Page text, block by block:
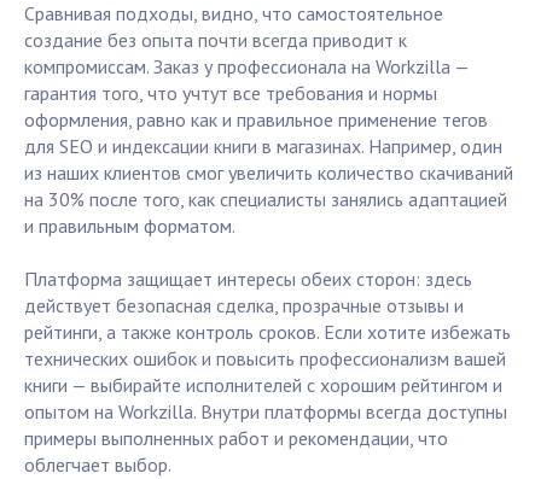
Сравнивая подходы, видно, что самостоятельное
создание без опыта почти всегда приводит к
компромиссам. Заказ у профессионала на Workzilla —
гарантия того, что учтут все требования и нормы
оформления, равно как и правильное применение тегов
для SEO и индексации книги в магазинах. Например, один
из наших клиентов смог увеличить количество скачиваний
на 30% после того, как специалисты занялись адаптацией
и правильным форматом.
Платформа защищает интересы обеих сторон: здесь
действует безопасная сделка, прозрачные отзывы и
рейтинги, а также контроль сроков. Если хотите избежать
технических ошибок и повысить профессионализм вашей
книги — выбирайте исполнителей с хорошим рейтингом и
опытом на Workzilla. Внутри платформы всегда доступны
примеры выполненных работ и рекомендации, что
облегчает выбор.